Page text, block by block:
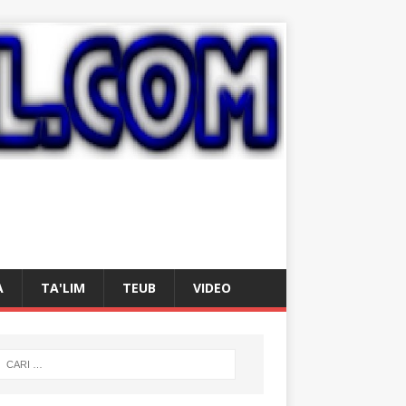
TA'LIM TEUB VIDEO